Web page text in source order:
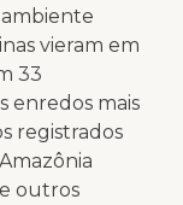
vieram em
33
enredos mais
registrados
outros